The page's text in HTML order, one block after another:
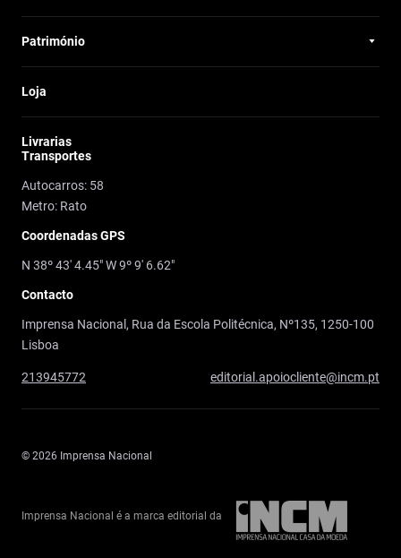
Património
Loja
Livrarias
Transportes
Autocarros: 58
Metro: Rato
Coordenadas GPS
N 38º 43' 4.45" W 9º 9' 6.62"
Contacto
Imprensa Nacional, Rua da Escola Politécnica, Nº135, 1250-100
Lisboa
213945772 editorial.apoiocliente@incm.pt
© 2026 Imprensa Nacional
Imprensa Nacional é a marca editorial da